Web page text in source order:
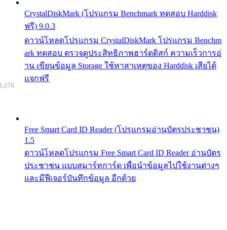
CrystalDiskMark (โปรแกรม Benchmark ทดสอบ Harddisk
ฟรี) 9.0.3
ดาวน์โหลดโปรแกรม CrystalDiskMark โปรแกรม Benchm
ark ทดสอบ ตรวจดูประสิทธิภาพฮาร์ดดิสก์ ความเร็วการอ่
าน เขียนข้อมูล Storage ใช้หาสาเหตุของ Harddisk เสียได้
แจกฟรี
Free Smart Card ID Reader (โปรแกรมอ่านบัตรประชาชน)
1.5
ดาวน์โหลดโปรแกรม Free Smart Card ID Reader อ่านบัตร
ประชาชน แบบสมาร์ทการ์ด เพื่อนำข้อมูลไปใช้งานต่างๆ
และมีฟีเจอร์บันทึกข้อมูล อีกด้วย